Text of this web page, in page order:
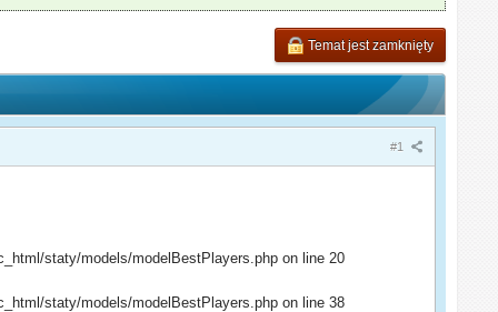
Temat jest zamknięty
#1
staty/models/modelBestPlayers.php on line 20
staty/models/modelBestPlayers.php on line 38